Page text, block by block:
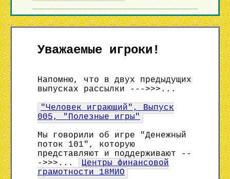
Уважаемые игроки!
Напомню, что в двух предыдущих
выпусках рассылки --->>>...
"Человек играющий", Выпуск
005, "Полезные игры"
Мы говорили об игре "Денежный
поток 101", которую
представляют и поддерживают --
->>>...
Центры финансовой
грамотности 18МИО